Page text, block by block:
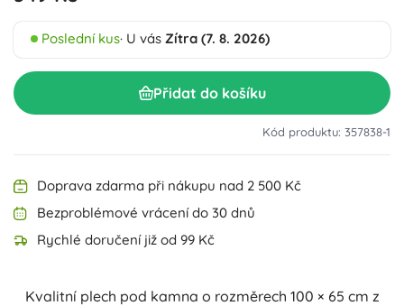
Poslední kus· U vás Zítra (7. 8. 2026)
Přidat do košíku
Kód produktu: 357838-1
Doprava zdarma při nákupu nad 2 500 Kč
Bezproblémové vrácení do 30 dnů
Rychlé doručení již od 99 Kč
Kvalitní plech pod kamna o rozměrech 100 × 65 cm z